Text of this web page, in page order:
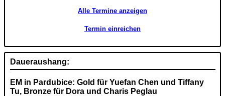
Alle Termine anzeigen
Termin einreichen
Daueraushang:
EM in Pardubice: Gold für Yuefan Chen und Tiffany
Tu, Bronze für Dora und Charis Peglau